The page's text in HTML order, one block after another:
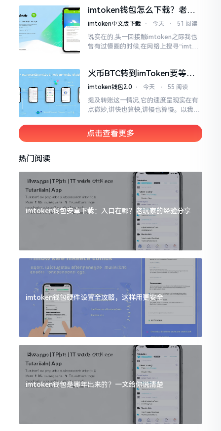
多快要十年的时间了。
imtoken钱包怎么下载？老用
户告诉你靠谱渠道
imtoken中文版下载 ⋅ 今天 ⋅ 51 阅读
说实在的,头一回接触imtoken之际我也
曾有过懵圈的时候,在网络上搜寻“imtok
火币BTC转到imToken要等多
久？过来人说说真实情况
imtoken钱包2.0 ⋅ 今天 ⋅ 55 阅读
提及转账这一情况,它的速度呈现实在有
点微妙,讲快也算快,讲慢也算慢。以我从
正常状况下30分钟到2小时就能达成到
账。可是
点击查看更多
热门阅读
imtoken钱包安卓下载：入口在哪？老玩家的经验分享
imtoken钱包硬件设置全攻略，这样用更安全
imtoken钱包是哪年出来的？一文给你说清楚